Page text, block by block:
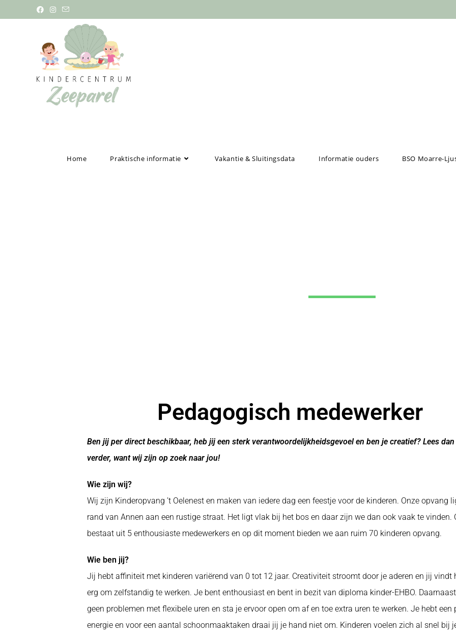
Home Praktische informatie Vakantie & Sluitingsdata Informatie ouders BSO Moarre-
Pedagogisch medewerker
Ben jij per direct beschikbaar, heb jij een sterk verantwoordelijkheidsgevoel en ben je creatief? Lees
verder, want wij zijn op zoek naar jou!
Wie zijn wij?
Wij zijn Kinderopvang ’t Oelenest en maken van iedere dag een feestje voor de kinderen. Onze opvang
rand van Annen aan een rustige straat. Het ligt vlak bij het bos en daar zijn we dan ook vaak te vinden.
bestaat uit 5 enthousiaste medewerkers en op dit moment bieden we aan ruim 70 kinderen opvang.
Wie ben jij?
Jij hebt affiniteit met kinderen variërend van 0 tot 12 jaar. Creativiteit stroomt door je aderen en jij vindt
erg om zelfstandig te werken. Je bent enthousiast en bent in bezit van diploma kinder-EHBO.
geen problemen met flexibele uren en sta je ervoor open om af en toe extra uren te werken. Je hebt een
energie en voor een aantal schoonmaaktaken draai jij je hand niet om. Kinderen voelen zich al snel bij